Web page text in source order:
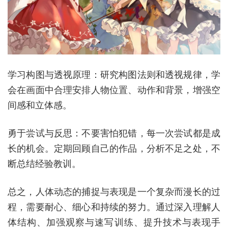
学习构图与透视原理：研究构图法则和透视规律，学
会在画面中合理安排人物位置、动作和背景，增强空
间感和立体感。
勇于尝试与反思：不要害怕犯错，每一次尝试都是成
长的机会。定期回顾自己的作品，分析不足之处，不
断总结经验教训。
总之，人体动态的捕捉与表现是一个复杂而漫长的过
程，需要耐心、细心和持续的努力。通过深入理解人
体结构、加强观察与速写训练、提升技术与表现手